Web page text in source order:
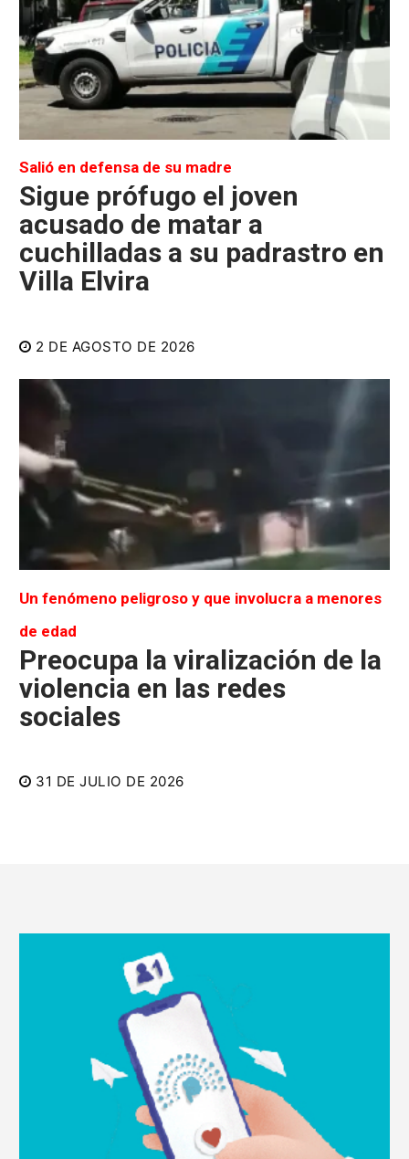
Salió en defensa de su madre
Sigue prófugo el joven
acusado de matar a
cuchilladas a su padrastro en
Villa Elvira
2 DE AGOSTO DE 2026
Un fenómeno peligroso y que involucra a menores
de edad
Preocupa la viralización de la
violencia en las redes
sociales
31 DE JULIO DE 2026